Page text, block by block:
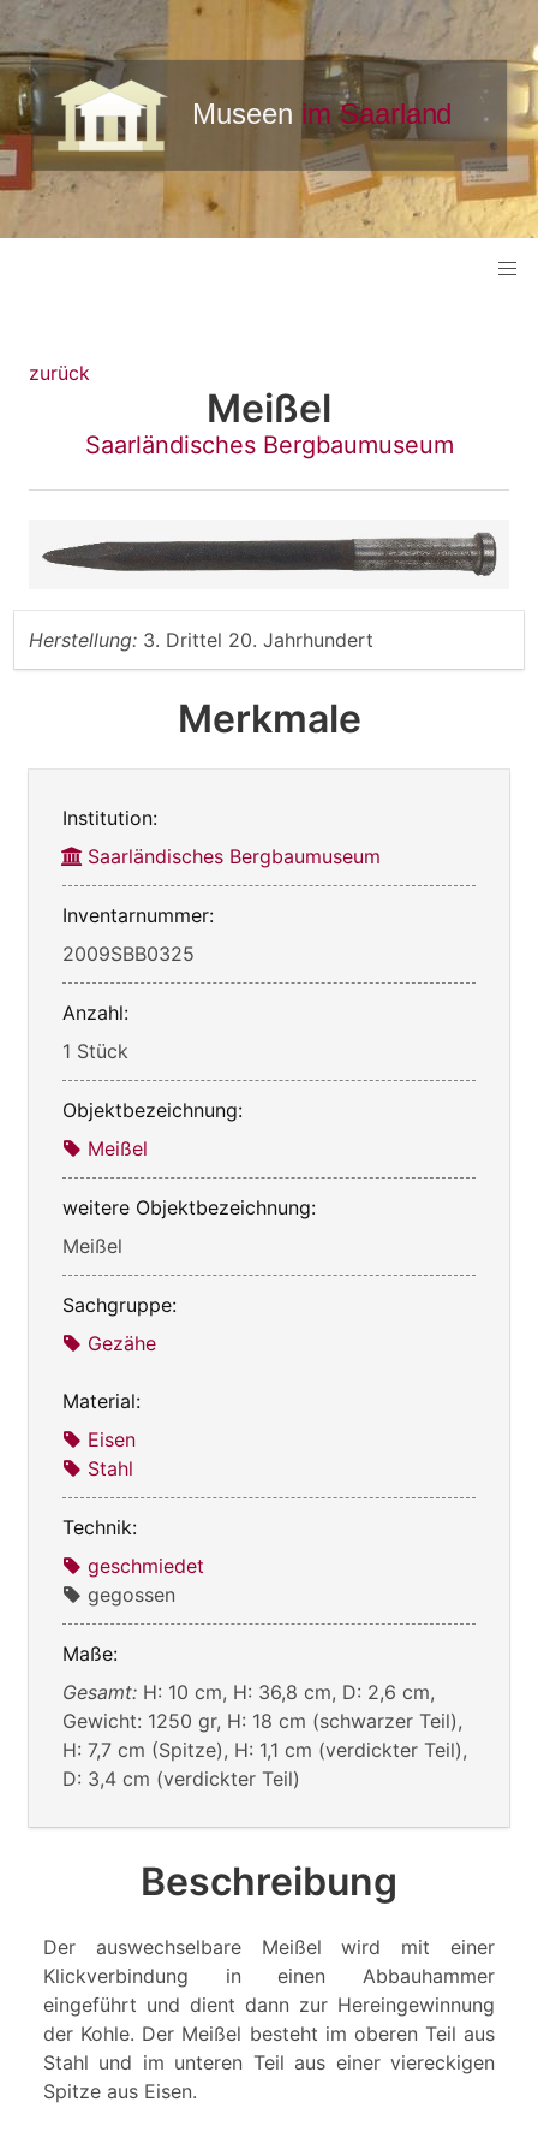
zurück
Meißel
Saarländisches Bergbaumuseum
Herstellung: 3. Drittel 20. Jahrhundert
Merkmale
Institution:
Saarländisches Bergbaumuseum
Inventarnummer:
2009SBB0325
Anzahl:
1 Stück
Objektbezeichnung:
Meißel
weitere Objektbezeichnung:
Meißel
Sachgruppe:
Gezähe
Material:
Eisen
Stahl
Technik:
geschmiedet
gegossen
Maße:
Gesamt: H: 10 cm, H: 36,8 cm, D: 2,6 cm,
Gewicht: 1250 gr, H: 18 cm (schwarzer Teil),
H: 7,7 cm (Spitze), H: 1,1 cm (verdickter Teil),
D: 3,4 cm (verdickter Teil)
Beschreibung
Der auswechselbare Meißel wird mit einer
Klickverbindung in einen Abbauhammer
eingeführt und dient dann zur Hereingewinnung
der Kohle. Der Meißel besteht im oberen Teil aus
Stahl und im unteren Teil aus einer viereckigen
Spitze aus Eisen.